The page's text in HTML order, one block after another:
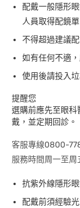
配戴一般隱形
人員取得配鏡
不得超過建議
如有任何不適
使用後請投入
提醒您
選購前應先至眼
戴，並定期回診。
客服專線0800-
服務時間周一至
抗紫外線隱形
配戴前須經驗